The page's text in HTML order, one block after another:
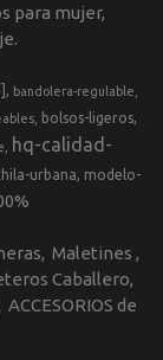
para mujer,
bandolera-regulable
bolsos-ligeros
hq-calidad-
urbana
modelo-
Maletines
Caballero
ACCESORIOS de